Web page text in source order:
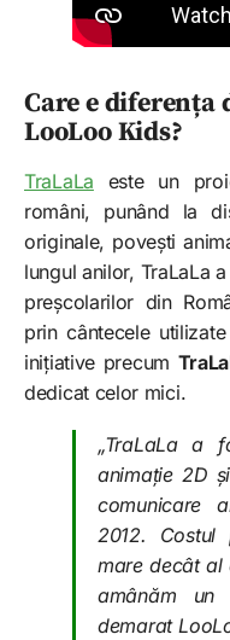
Care e diferența
LooLoo Kids?
TraLaLa este un
români, punând la
originale, povești
lungul anilor, TraLaLa
preșcolarilor din
prin cântecele
inițiative precum
dedicat celor mici.
„TraLaLa a
animație 2D
comunicare
2012.
mare decât al
amânăm
demarat